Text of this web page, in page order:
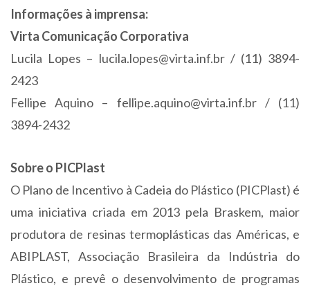
Informações à imprensa:
Virta Comunicação Corporativa
Lucila Lopes – lucila.lopes@virta.inf.br/ (11) 3894-
2423
Fellipe Aquino – fellipe.aquino@virta.inf.br/ (11)
3894-2432
Sobre o PICPlast
O Plano de Incentivo à Cadeia do Plástico (PICPlast) é
uma iniciativa criada em 2013 pela Braskem, maior
produtora de resinas termoplásticas das Américas, e
ABIPLAST, Associação Brasileira da Indústria do
Plástico, e prevê o desenvolvimento de programas